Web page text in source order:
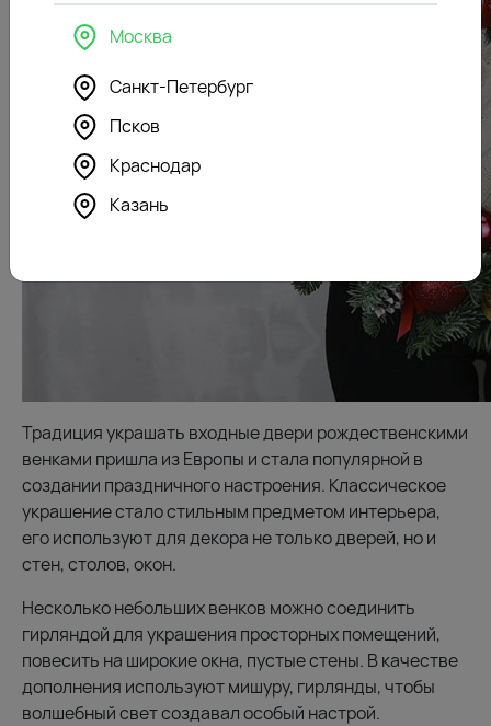
Традиция украшать входные двери рождественскими
венками пришла из Европы и стала популярной в
создании праздничного настроения. Классическое
украшение стало стильным предметом интерьера,
его используют для декора не только дверей, но и
стен, столов, окон.
Несколько небольших венков можно соединить
гирляндой для украшения просторных помещений,
повесить на широкие окна, пустые стены. В качестве
дополнения используют мишуру, гирлянды, чтобы
волшебный свет создавал особый настрой.
Москва
Санкт-Петербург
Псков
Краснодар
Казань